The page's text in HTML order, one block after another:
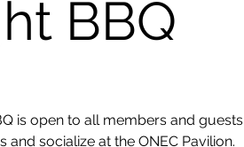
BBQ
is open to all members and guests
socialize at the ONEC Pavilion.